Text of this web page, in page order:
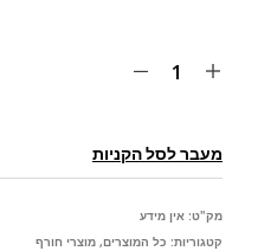
מעבר לסל הקניות
מק"ט: אין מידע
קטגוריות: כל המוצרים, מוצרי חורף